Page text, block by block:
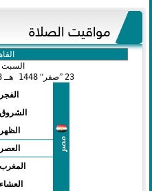
مواقيت الصلاة
السبت
23 صفر 1448 هـ
مصر
الفجر
الشروق
الظهر
العصر
المغرب
العشاء